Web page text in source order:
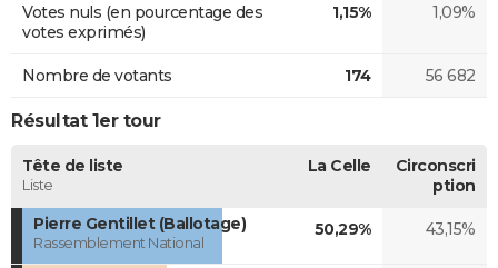
Votes nuls (en pourcentage des
votes exprimés)
1,15% 1,09%
Nombre de votants 174 56 682
Résultat 1er tour
Tête de liste
Liste
La Celle
Circonscri
ption
Pierre Gentillet (Ballotage)
Rassemblement National
50,29% 43,15%